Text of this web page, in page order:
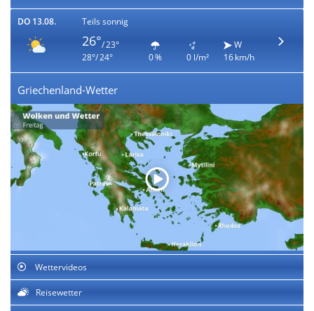
DO 13.08. Teils sonnig
26°/ 23°
28°/ 24°
0 % 0 l/m²
W
16 km/h
Griechenland-Wetter
Wettervideos
Reisewetter